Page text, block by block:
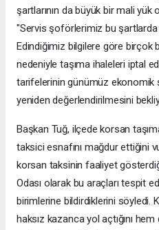
şartlarının da büyük bir mali
"Servis şoförlerimiz bu
Edindiğimiz bilgilere göre
nedeniyle taşıma ihaleleri iptal
tarifelerinin günümüz ekonomik
yeniden değerlendirilmesini
Başkan Tuğ, ilçede korsan
taksici esnafını mağdur ettiğini
korsan taksinin faaliyet
Odası olarak bu araçları tespit
birimlerine bildirdiklerini söyledi.
haksız kazanca yol açtığını